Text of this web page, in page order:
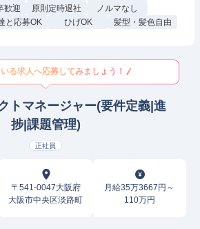
歓迎 原則定時退社
ノルマなし
と応募OK ひげOK 髪型・髪色自由
る求人へ応募してみましょう！
トマネージャー(要件定義|進
捗|課題管理)
正社員
〒541-0047大阪府
大阪市中央区淡路町
月給35万3667円～
110万円